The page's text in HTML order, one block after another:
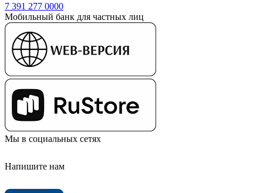
7 391 277 0000
Мобильный банк для частных лиц
Мы в социальных сетях
Напишите нам